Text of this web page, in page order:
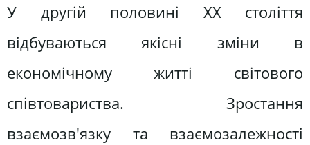
У другій половині XX століття
відбуваються якісні зміни в
економічному житті світового
співтовариства. Зростання
взаємозв'язку та взаємозалежності